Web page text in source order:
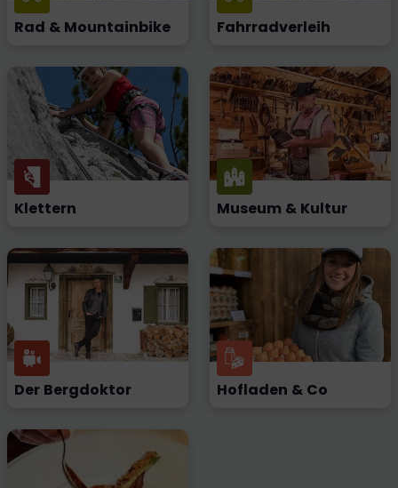
Rad & Mountainbike Fahrradverleih
Klettern Museum & Kultur
Der Bergdoktor Hofladen & Co